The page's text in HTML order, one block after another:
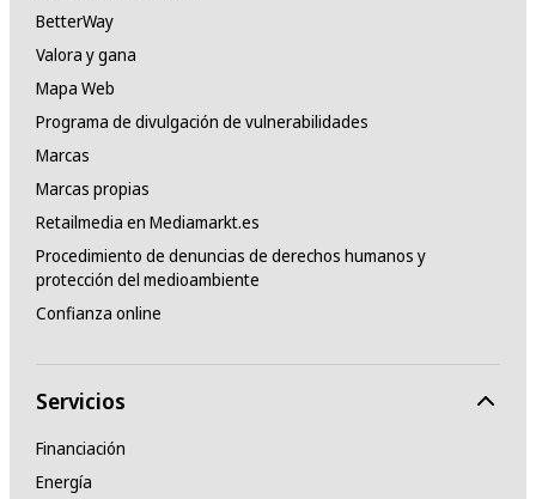
BetterWay
Valora y gana
Mapa Web
Programa de divulgación de vulnerabilidades
Marcas
Marcas propias
Retailmedia en Mediamarkt.es
Procedimiento de denuncias de derechos humanos y
protección del medioambiente
Confianza online
Servicios
Financiación
Energía